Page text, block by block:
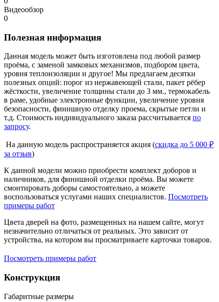
Видеообзор
0
Полезная информация
Данная модель может быть изготовлена под любой размер
проёма, с заменой замковых механизмов, подбором цвета,
уровня теплоизоляции и другое! Мы предлагаем десятки
полезных опций: порог из нержавеющей стали, пакет рёбер
жёсткости, увеличение толщины стали до 3 мм., термокабель
в раме, удобные электронные функции, увеличение уровня
безопасности, финишную отделку проема, скрытые петли и
т.д. Стоимость индивидуального заказа рассчитывается по
запросу.
На данную модель распространяется акция (скидка до 5 000 ₽
за отзыв)
К данной модели можно приобрести комплект доборов и
наличников, для финишной отделки проёма. Вы можете
смонтировать доборы самостоятельно, а можете
воспользоваться услугами наших специалистов. Посмотреть
примеры работ
Цвета дверей на фото, размещенных на нашем сайте, могут
незначительно отличаться от реальных. Это зависит от
устройства, на котором вы просматриваете карточки товаров.
Посмотреть примеры работ
Конструкция
Габаритные размеры